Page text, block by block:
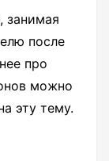
занимая
после
про
можно
эту тему.